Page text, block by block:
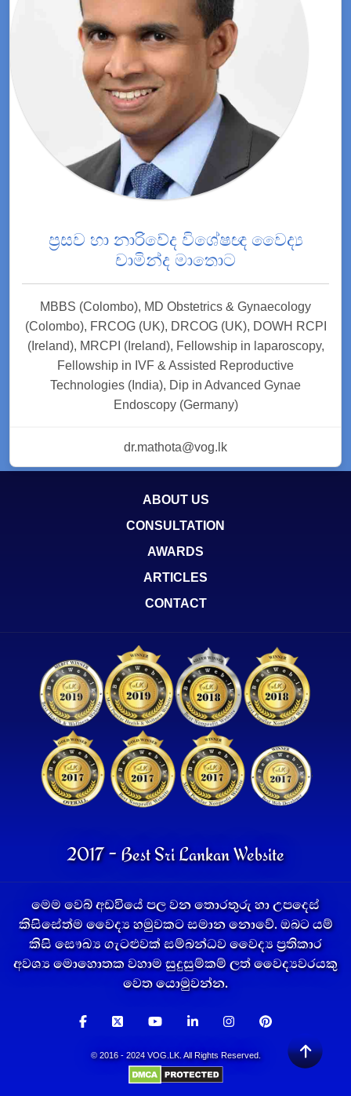
ප්‍රසව හා නාරිවේද විශේෂඥ වෛද්‍ය
චාමින්ද මාතොට
MBBS (Colombo), MD Obstetrics & Gynaecology
(Colombo), FRCOG (UK), DRCOG (UK), DOWH RCPI
(Ireland), MRCPI (Ireland), Fellowship in laparoscopy,
Fellowship in IVF & Assisted Reproductive
Technologies (India), Dip in Advanced Gynae
Endoscopy (Germany)
dr.mathota@vog.lk
ABOUT US
CONSULTATION
AWARDS
ARTICLES
CONTACT
2017 - Best Sri Lankan Website
මෙම වෙබ් අඩවියේ පල වන තොරතුරු හා උපදෙස්
කිසිසේත්ම වෛද්‍ය හමුවකට සමාන නොවේ. ඔබට යම්
කිසි සෞඛ්‍ය ගැටළුවක් සම්බන්ධව වෛද්‍ය ප්‍රතිකාර
අවශ්‍ය මොහොතක වහාම සුදුසුම්කම් ලත් වෛද්‍යවරයකු
වෙත යොමුවන්න.
© 2016 - 2024 VOG.LK. All Rights Reserved.